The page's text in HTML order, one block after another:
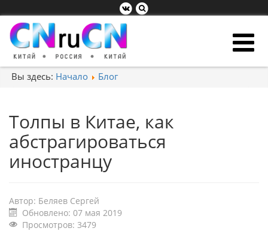
Вы здесь: Начало Блог
Толпы в Китае, как
абстрагироваться
иностранцу
Автор: Беляев Сергей
Обновлено: 07 мая 2019
Просмотров: 3479